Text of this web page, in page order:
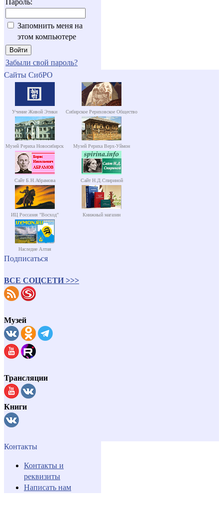
Запомнить меня на
этом компьютере
Забыли свой пароль?
Сайты СибРО
Учение Живой Этики Сибирское Рериховское Общество
Музей Рериха Новосибирск Музей Рериха Верх-Уймон
Сайт Б.Н.Абрамова Сайт Н.Д.Спириной
ИЦ Россазия "Восход" Книжный магазин
Наследие Алтая
Подписаться
ВСЕ СОЦСЕТИ >>>
Музей
Трансляции
Книги
Контакты
Контакты и
реквизиты
Написать нам